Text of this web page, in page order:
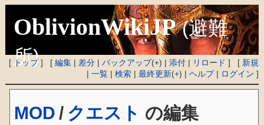
OblivionWikiJP (避難
所)
[ トップ] [編集 | 差分 |バックアップ(+) |添付 | リロード ] [ 新規
|一覧 |検索 |最終更新(+) |ヘルプ| ログイン ]
MOD / クエスト の編集